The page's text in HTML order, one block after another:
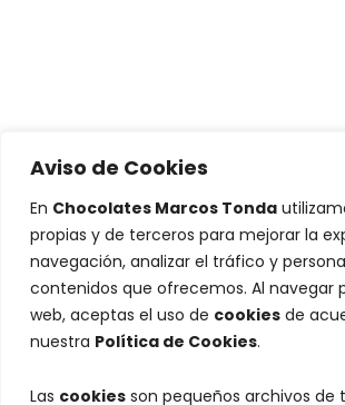
Aviso de Cookies
En Chocolates Marcos Tonda
propias y de terceros para mejorar la
navegación, analizar el tráfico y
contenidos que ofrecemos. Al navegar
web, aceptas el uso de cookies de
nuestra Política de Cookies.
Las cookies son pequeños archivos de